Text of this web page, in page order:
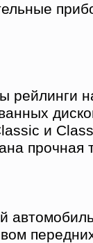
рейлинги
и
прочная